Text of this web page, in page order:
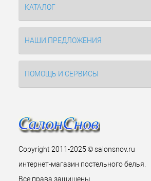
КАТАЛОГ
НАШИ ПРЕДЛОЖЕНИЯ
ПОМОЩЬ И СЕРВИСЫ
Copyright 2011-2025 © salonsnov.ru
интернет-магазин постельного белья.
Все права защищены